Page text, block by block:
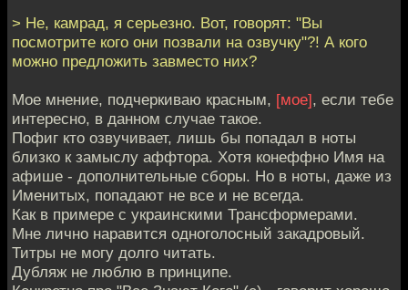
> Не, камрад, я серьезно. Вот, говорят: "Вы
посмотрите кого они позвали на озвучку"?! А кого
можно предложить завместо них?
Мое мнение, подчеркиваю красным, [мое], если тебе
интересно, в данном случае такое.
Пофиг кто озвучивает, лишь бы попадал в ноты
близко к замыслу аффтора. Хотя конеффно Имя на
афише - дополнительные сборы. Но в ноты, даже из
Именитых, попадают не все и не всегда.
Как в примере с украинскими Трансформерами.
Мне лично наравится одноголосный закадровый.
Титры не могу долго читать.
Дубляж не люблю в принципе.